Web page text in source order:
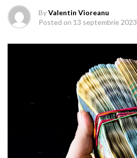
ByValentin Vioreanu
Posted on 13 septembrie 2023